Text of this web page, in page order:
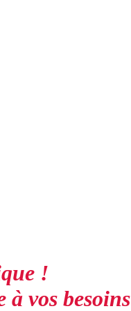
!
à vos besoins